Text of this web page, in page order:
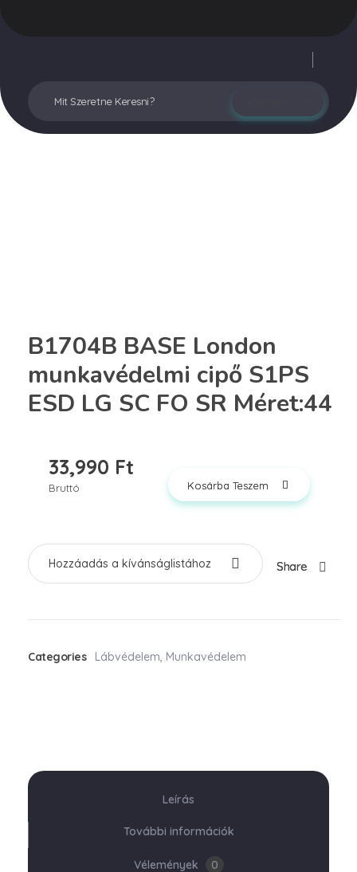
Fiókom
B1704B BASE London
munkavédelmi cipő S1PS
ESD LG SC FO SR Méret:44
33,990 Ft
Bruttó Kosárba Teszem
Hozzáadás a kívánságlistához Share
Categories Lábvédelem, Munkavédelem
Leírás
További információk
Vélemények 0